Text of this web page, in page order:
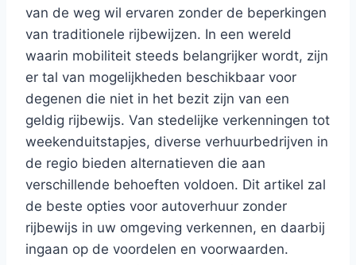
van de weg wil ervaren zonder de beperkingen
van traditionele rijbewijzen. In een wereld
waarin mobiliteit steeds belangrijker wordt, zijn
er tal van mogelijkheden beschikbaar voor
degenen die niet in het bezit zijn van een
geldig rijbewijs. Van stedelijke verkenningen tot
weekenduitstapjes, diverse verhuurbedrijven in
de regio bieden alternatieven die aan
verschillende behoeften voldoen. Dit artikel zal
de beste opties voor autoverhuur zonder
rijbewijs in uw omgeving verkennen, en daarbij
ingaan op de voordelen en voorwaarden.